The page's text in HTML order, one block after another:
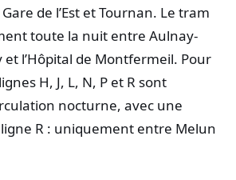
de l’Est et Tournan. Le tram
toute la nuit entre Aulnay-
et l’Hôpital de Montfermeil. Pour
H, J, L, N, P et R sont
nocturne, avec une
R : uniquement entre Melun